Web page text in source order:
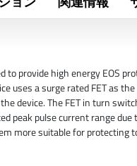
to provide high energy EOS
uses a surge rated FET as
device. The FET in turn
peak pulse current range
more suitable for protecting